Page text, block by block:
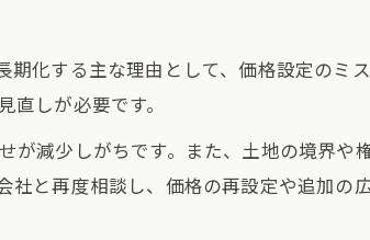
化する主な理由として、価格設定のミ
しが必要です。
が減少しがちです。また、土地の境界や
社と再度相談し、価格の再設定や追加の